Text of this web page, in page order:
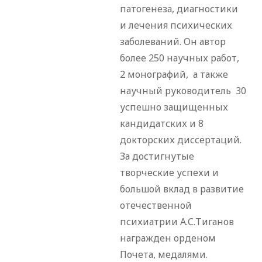
патогенеза, диагностики
и лечения психических
заболеваний. Он автор
более 250 научных работ,
2 монографий, а также
научный руководитель 30
успешно защищенных
кандидатских и 8
докторских диссертаций.
За достигнутые
творческие успехи и
большой вклад в развитие
отечественной
психиатрии А.С.Тиганов
награжден орденом
Почета, медалями.